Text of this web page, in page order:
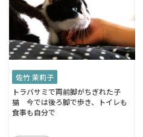
佐竹 茉莉子
トラバサミで両前脚がちぎれた子
猫 今では後ろ脚で歩き、トイレも
食事も自分で